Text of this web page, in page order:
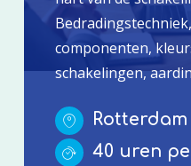
componenten,
schakelingen,
Rotterdam
40 uren